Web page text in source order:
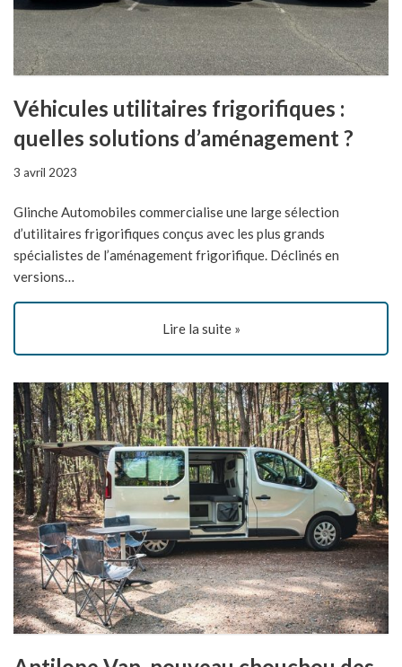
Véhicules utilitaires frigorifiques :
quelles solutions d’aménagement ?
3 avril 2023
Glinche Automobiles commercialise une large sélection
d’utilitaires frigorifiques conçus avec les plus grands
spécialistes de l’aménagement frigorifique. Déclinés en
versions…
Lire la suite »